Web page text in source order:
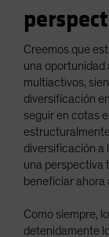
Creemos que
una oportunidad
multiactivos,
diversificación
seguir en cotas
diversificación a
una perspectiva
beneficiar ahora
Como siempre,
detenidamente